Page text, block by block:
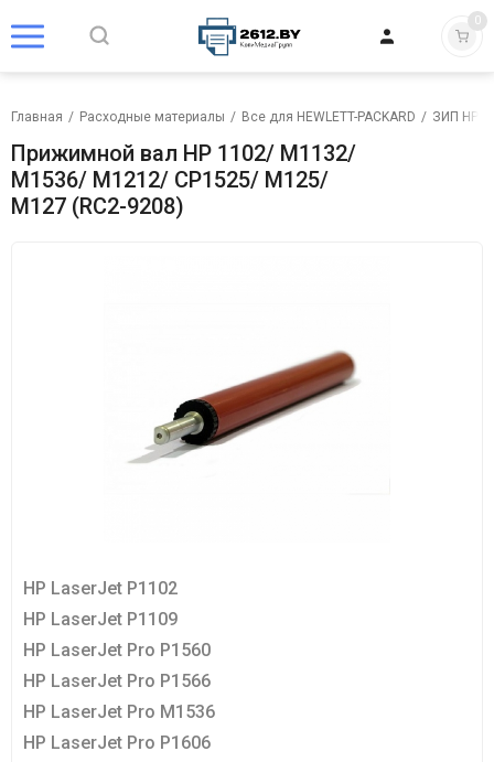
0
Главная / Расходные материалы / Все для HEWLETT-PACKARD / ЗИП HP
Прижимной вал HP 1102/ M1132/
M1536/ M1212/ CP1525/ M125/
M127 (RC2-9208)
HP LaserJet P1102
HP LaserJet P1109
HP LaserJet Pro P1560
HP LaserJet Pro P1566
HP LaserJet Pro M1536
HP LaserJet Pro P1606